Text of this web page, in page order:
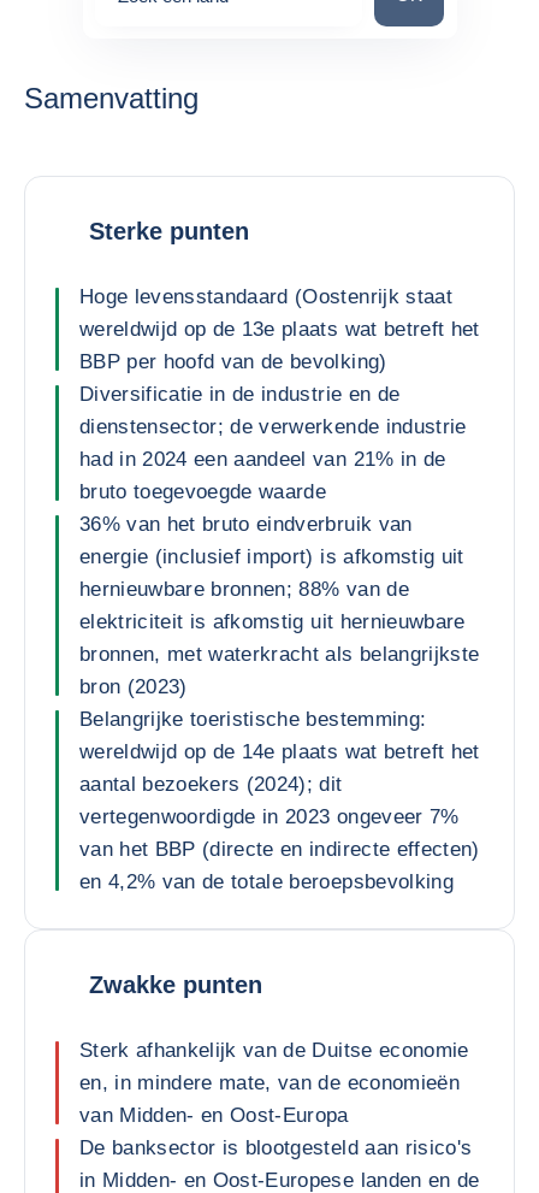
Samenvatting
Sterke punten
Hoge levensstandaard (Oostenrijk staat
wereldwijd op de 13e plaats wat betreft het
BBP per hoofd van de bevolking)
Diversificatie in de industrie en de
dienstensector; de verwerkende industrie
had in 2024 een aandeel van 21% in de
bruto toegevoegde waarde
36% van het bruto eindverbruik van
energie (inclusief import) is afkomstig uit
hernieuwbare bronnen; 88% van de
elektriciteit is afkomstig uit hernieuwbare
bronnen, met waterkracht als belangrijkste
bron (2023)
Belangrijke toeristische bestemming:
wereldwijd op de 14e plaats wat betreft het
aantal bezoekers (2024); dit
vertegenwoordigde in 2023 ongeveer 7%
van het BBP (directe en indirecte effecten)
en 4,2% van de totale beroepsbevolking
Zwakke punten
Sterk afhankelijk van de Duitse economie
en, in mindere mate, van de economieën
van Midden- en Oost-Europa
De banksector is blootgesteld aan risico's
in Midden- en Oost-Europese landen en de